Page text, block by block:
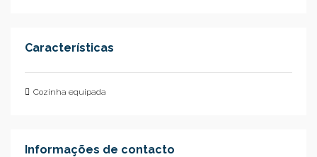
Características
Cozinha equipada
Informações de contacto